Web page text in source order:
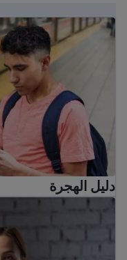
دليل الهجرة
دليل الهجرة
كيفية العثور على